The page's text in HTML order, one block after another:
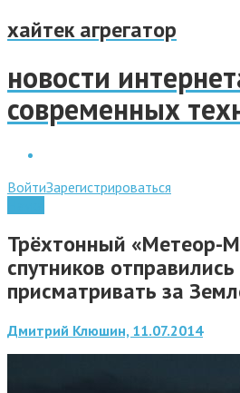
хайтек агрегатор
новости
современных
ВойтиЗарегистрироваться
Трёхтонный «Метеор-
спутников
присматривать за
Дмитрий Клюшин, 11.07.2014